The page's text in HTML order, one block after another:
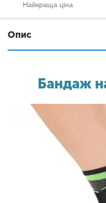
Найкраща ціна
Опис
Бандаж